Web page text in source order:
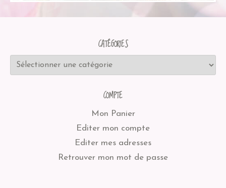
CATÉGORIES
COMPTE
Mon Panier
Editer mon compte
Editer mes adresses
Retrouver mon mot de passe